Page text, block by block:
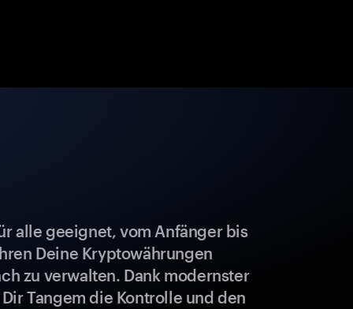
alle geeignet, vom Anfänger bis
Deine Kryptowährungen
zu verwalten. Dank modernster
Tangem die Kontrolle und den